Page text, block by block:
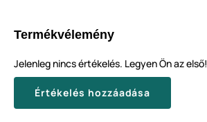
Termékvélemény
Jelenleg nincs értékelés. Legyen Ön az első!
Értékelés hozzáadása